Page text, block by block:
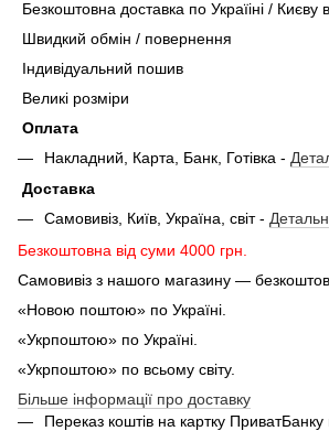
Безкоштовна доставка по Україіні / Києву
Швидкий обмін / повернення
Індивідуальний пошив
Великі розміри
Оплата
Накладний, Карта, Банк, Готівка -
Доставка
Самовивіз, Київ, Україна, світ -
Безкоштовна від суми 4000 грн.
Самовивіз з нашого магазину —
«Новою поштою» по Україні.
«Укрпоштою» по Україні.
«Укрпоштою» по всьому світу.
Більше інформації про доставку
Переказ коштів на картку